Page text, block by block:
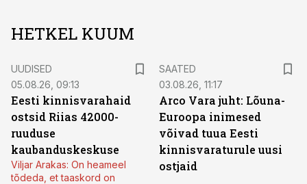
HETKEL KUUM
UUDISED
05.08.26, 09:13
Eesti kinnisvarahaid
ostsid Riias 42000-
ruuduse
kaubanduskeskuse
Viljar Arakas: On heameel
tõdeda, et taaskord on
SAATED
03.08.26, 11:17
Arco Vara juht: Lõuna-
Euroopa inimesed
võivad tuua Eesti
kinnisvaraturule uusi
ostjaid